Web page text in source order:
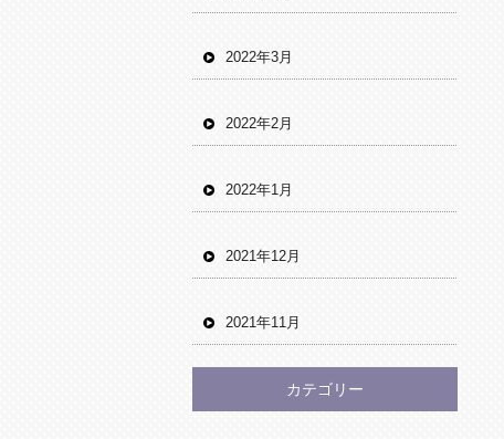
2022年3月
2022年2月
2022年1月
2021年12月
2021年11月
カテゴリー